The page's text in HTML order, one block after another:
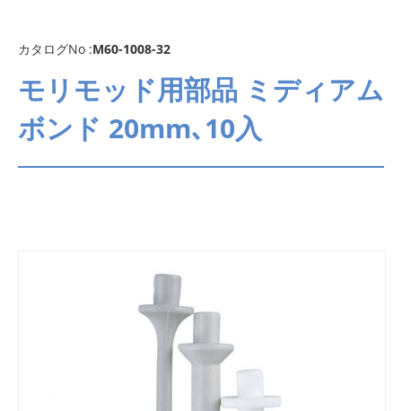
カタログNo :M60-1008-32
モリモッド用部品 ミディアム
ボンド 20mm､10入